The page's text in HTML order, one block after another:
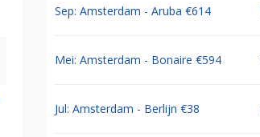
Sep: Amsterdam - Aruba €614
Mei: Amsterdam - Bonaire €594
Jul: Amsterdam - Berlijn €38